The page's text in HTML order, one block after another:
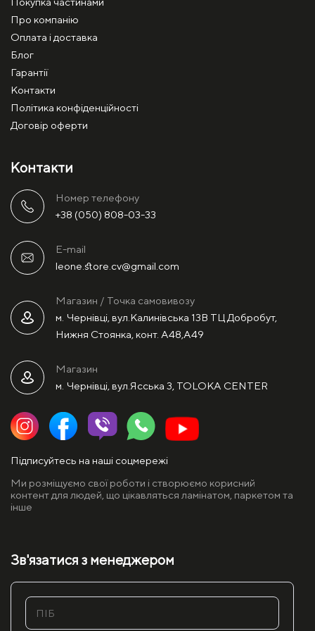
Про компанію
Оплата і доставка
Блог
Гарантії
Контакти
Політика конфіденційності
Договір оферти
Контакти
Номер телефону
+38 (050) 808-03-33
E-mail
leone.store.cv@gmail.com
Магазин / Точка самовивозу
м. Чернівці, вул.Калинівська 13В ТЦ Добробут,
Нижня Стоянка, конт. А48,А49
Магазин
м. Чернівці, вул.Ясська 3, TOLOKA CENTER
Підписуйтесь на наші соцмережі
Ми розміщуємо свої роботи і створюємо корисний
контент для людей, що цікавляться ламінатом, паркетом та
інше
Зв'язатися з менеджером